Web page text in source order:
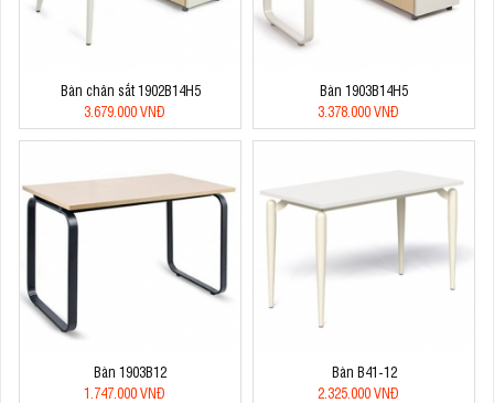
Bàn chân sắt 1902B14H5
3.679.000 VNĐ
Bàn 1903B14H5
3.378.000 VNĐ
Bàn 1903B12
1.747.000 VNĐ
Bàn B41-12
2.325.000 VNĐ